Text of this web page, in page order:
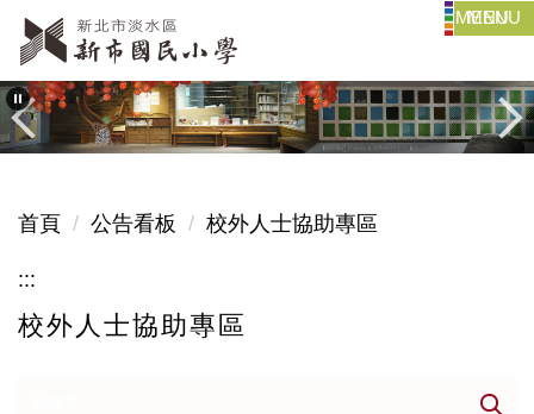
跳
到
主
要
內
區
MENU
首頁 公告看板 校外人士協助專區
:::
校外人士協助專區